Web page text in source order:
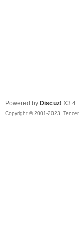
Powered by Discuz! X3.4
Copyright © 2001-2023,